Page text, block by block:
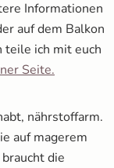
Informationen
auf dem Balkon
teile ich mit euch
Seite.
nährstoffarm.
Fenster
auf magerem
die